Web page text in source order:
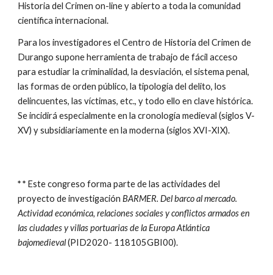
Historia del Crimen on-line y abierto a toda la comunidad
científica internacional.
Para los investigadores el Centro de Historia del Crimen de
Durango supone herramienta de trabajo de fácil acceso
para estudiar la criminalidad, la desviación, el sistema penal,
las formas de orden público, la tipología del delito, los
delincuentes, las víctimas, etc., y todo ello en clave histórica.
Se incidirá especialmente en la cronología medieval (siglos V-
XV) y subsidiariamente en la moderna (siglos XVI-XIX).
* * Este congreso forma parte de las actividades del
proyecto de investigaciónBARMER. Del barco al mercado.
Actividad económica, relaciones sociales y conflictos armados en
las ciudades y villas portuarias de la Europa Atlántica
bajomedieval(PID2020- 118105GBI00).